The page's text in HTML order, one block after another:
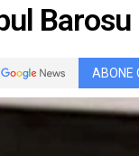
ABONE